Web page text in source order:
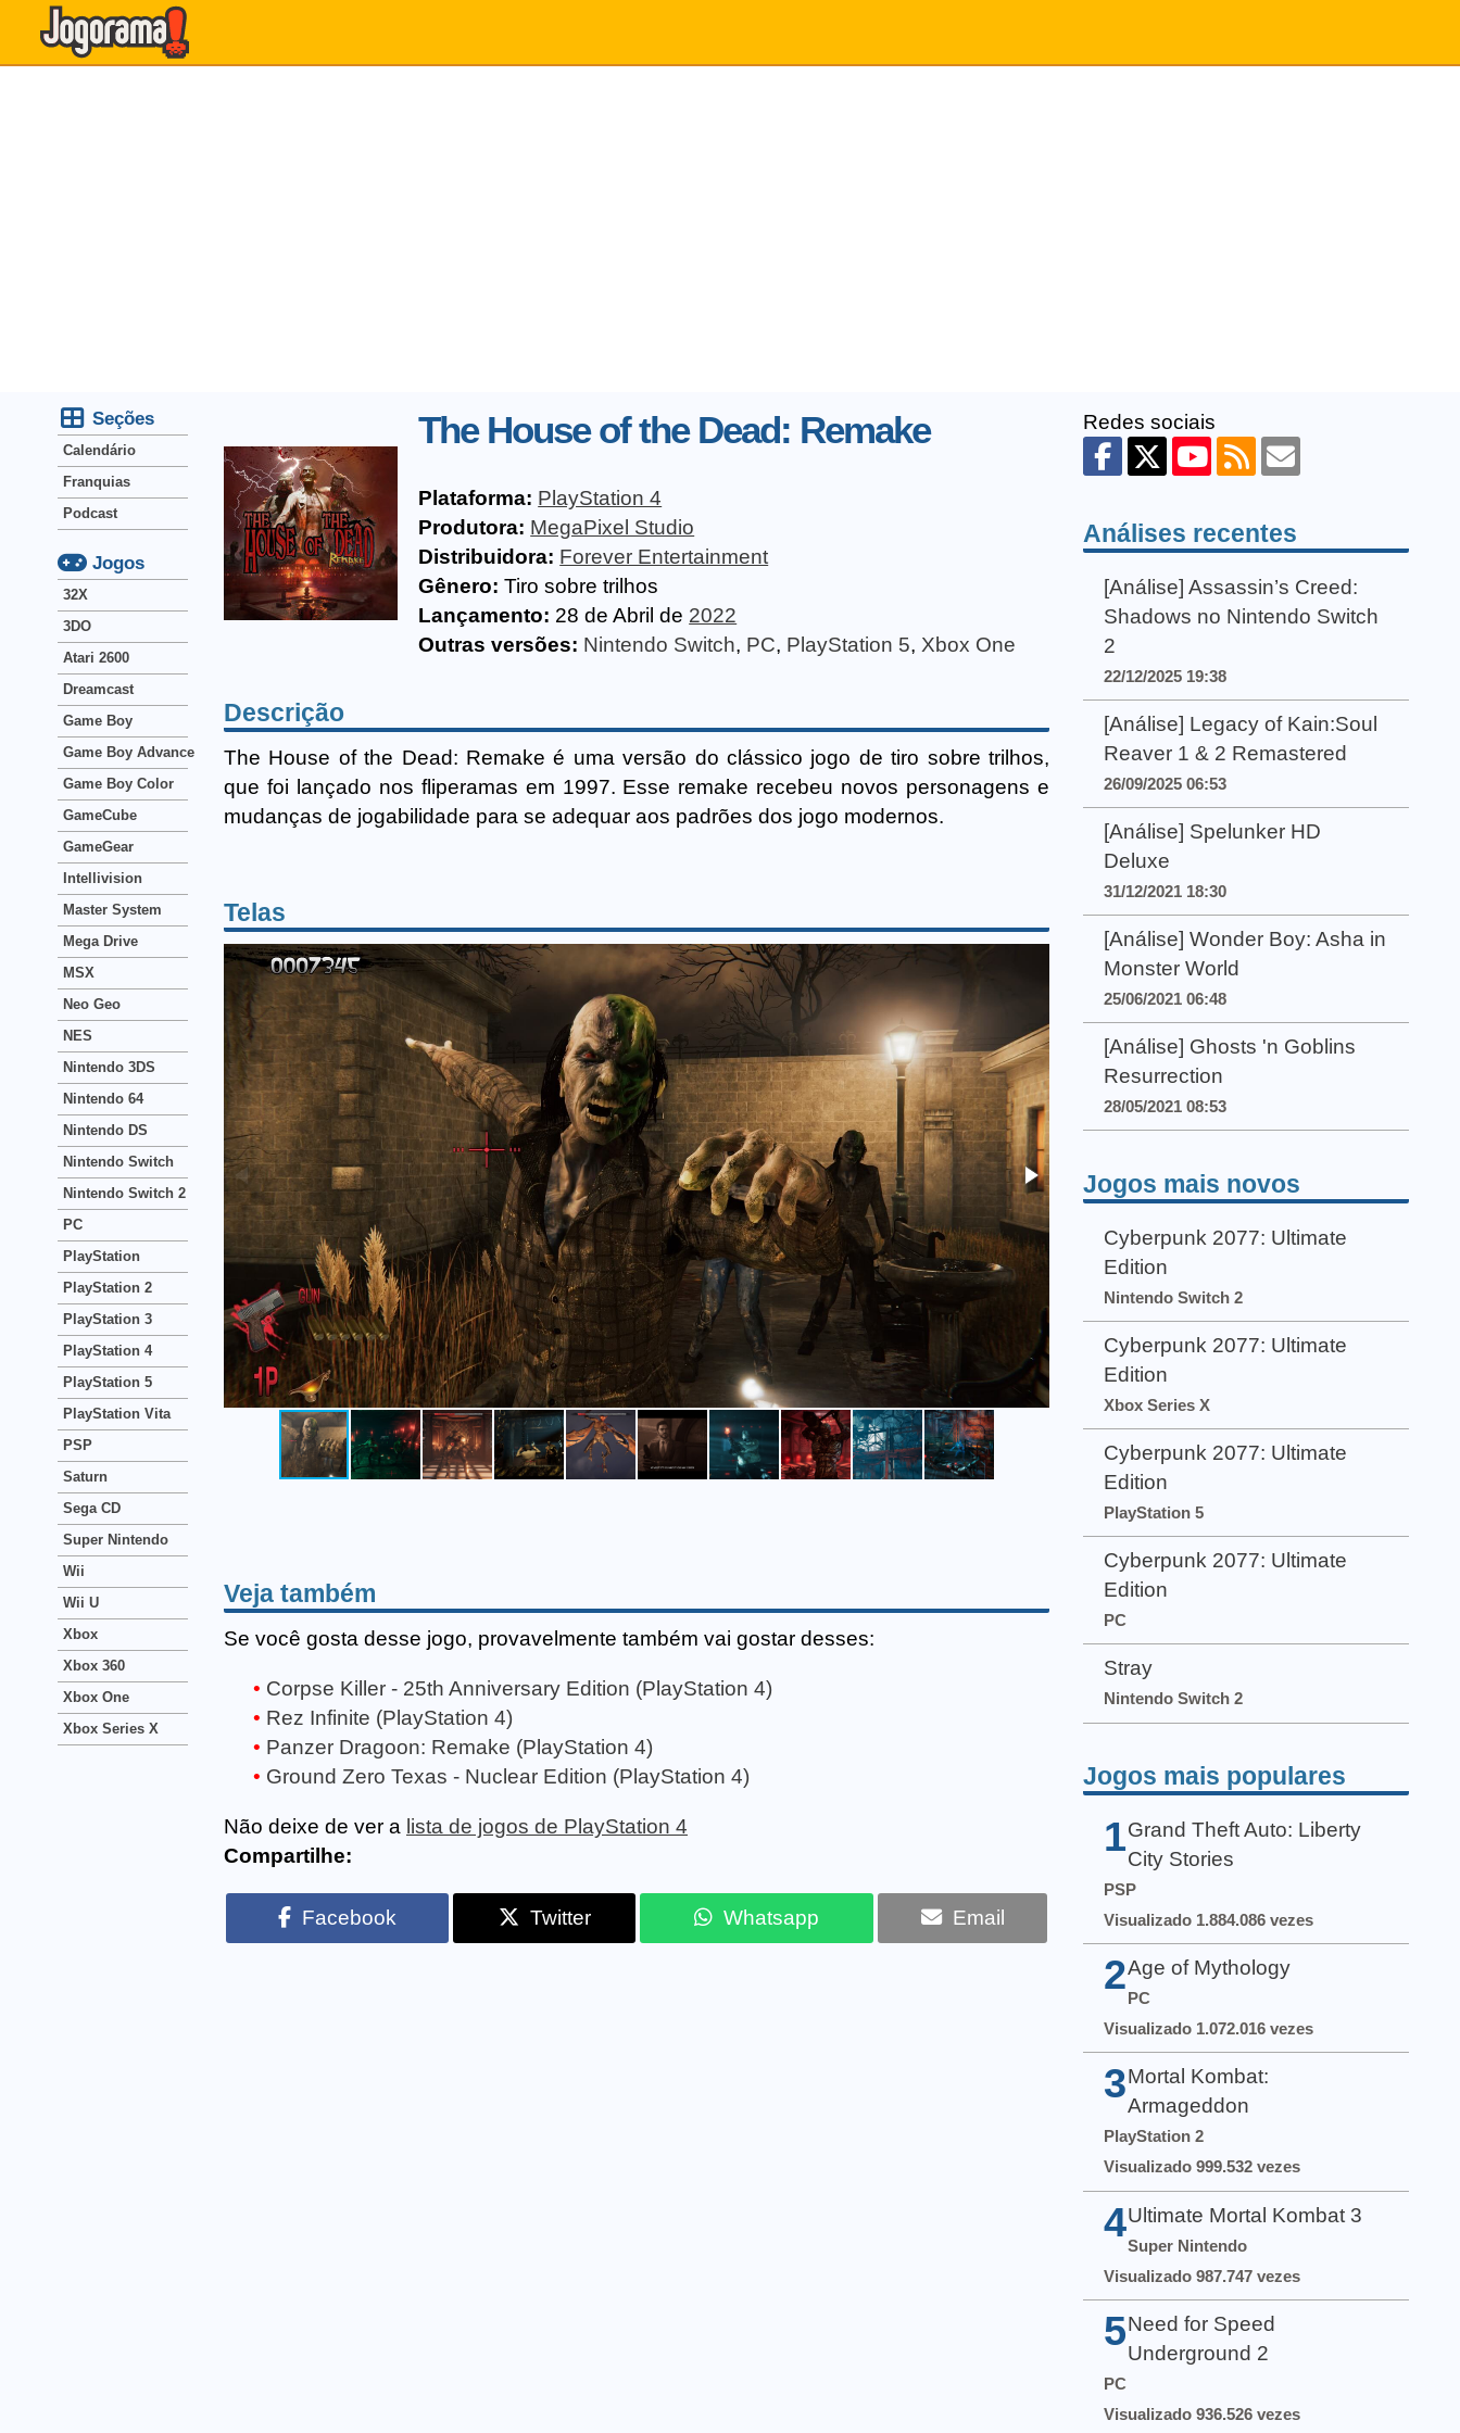
The House of the Dead: Remake
Plataforma: PlayStation 4
Produtora: MegaPixel Studio
Distribuidora: Forever Entertainment
Gênero: Tiro sobre trilhos
Lançamento: 28 de Abril de 2022
Outras versões: Nintendo Switch, PC, PlayStation 5, Xbox One
Descrição
The House of the Dead: Remake é uma versão do clássico jogo de tiro sobre trilhos,
que foi lançado nos fliperamas em 1997. Esse remake recebeu novos personagens e
mudanças de jogabilidade para se adequar aos padrões dos jogo modernos.
Telas
Veja também
Se você gosta desse jogo, provavelmente também vai gostar desses:
Corpse Killer - 25th Anniversary Edition (PlayStation 4)
Rez Infinite (PlayStation 4)
Panzer Dragoon: Remake (PlayStation 4)
Ground Zero Texas - Nuclear Edition (PlayStation 4)
Não deixe de ver a lista de jogos de PlayStation 4
Compartilhe:
Facebook Twitter Whatsapp Email
Seções
Calendário
Franquias
Podcast
Jogos
32X
3DO
Atari 2600
Dreamcast
Game Boy
Game Boy Advance
Game Boy Color
GameCube
GameGear
Intellivision
Master System
Mega Drive
MSX
Neo Geo
NES
Nintendo 3DS
Nintendo 64
Nintendo DS
Nintendo Switch
Nintendo Switch 2
PC
PlayStation
PlayStation 2
PlayStation 3
PlayStation 4
PlayStation 5
PlayStation Vita
PSP
Saturn
Sega CD
Super Nintendo
Wii
Wii U
Xbox
Xbox 360
Xbox One
Xbox Series X
Redes sociais
Análises recentes
[Análise] Assassin’s Creed:
Shadows no Nintendo Switch
2
22/12/2025 19:38
[Análise] Legacy of Kain:Soul
Reaver 1 & 2 Remastered
26/09/2025 06:53
[Análise] Spelunker HD
Deluxe
31/12/2021 18:30
[Análise] Wonder Boy: Asha in
Monster World
25/06/2021 06:48
[Análise] Ghosts 'n Goblins
Resurrection
28/05/2021 08:53
Jogos mais novos
Cyberpunk 2077: Ultimate
Edition
Nintendo Switch 2
Cyberpunk 2077: Ultimate
Edition
Xbox Series X
Cyberpunk 2077: Ultimate
Edition
PlayStation 5
Cyberpunk 2077: Ultimate
Edition
PC
Stray
Nintendo Switch 2
Jogos mais populares
1 Grand Theft Auto: Liberty
City Stories
PSP
Visualizado 1.884.086 vezes
2Age of Mythology
PC
Visualizado 1.072.016 vezes
3 Mortal Kombat:
Armageddon
PlayStation 2
Visualizado 999.532 vezes
4 Ultimate Mortal Kombat 3
Super Nintendo
Visualizado 987.747 vezes
5 Need for Speed
Underground 2
PC
Visualizado 936.526 vezes